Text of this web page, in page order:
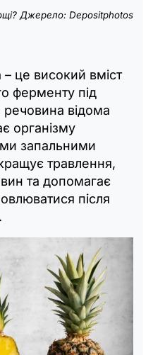
Джерело: Depositphotos
це високий вміст
ферменту під
відома
організму
запальними
травлення,
та допомагає
після